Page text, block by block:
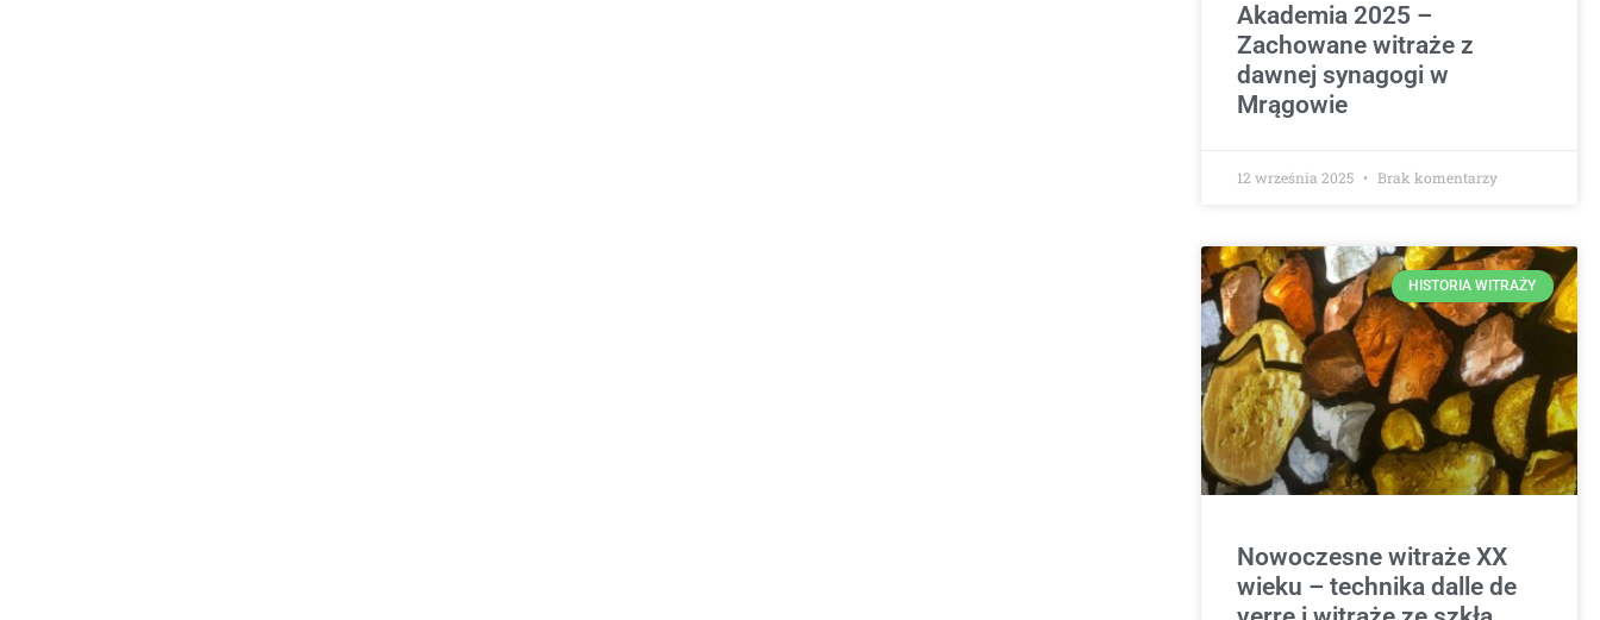
Akademia 2025 –
Zachowane witraże z
dawnej synagogi w
Mrągowie
12 września 2025 Brak komentarzy
HISTORIA WITRAŻY
Nowoczesne witraże XX
wieku – technika dalle de